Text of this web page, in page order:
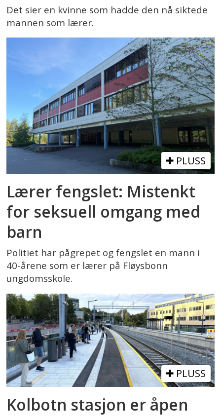
Det sier en kvinne som hadde den nå siktede
mannen som lærer.
PLUSS
Lærer fengslet: Mistenkt
for seksuell omgang med
barn
Politiet har pågrepet og fengslet en mann i
40-årene som er lærer på Fløysbonn
ungdomsskole.
PLUSS
Kolbotn stasjon er åpen